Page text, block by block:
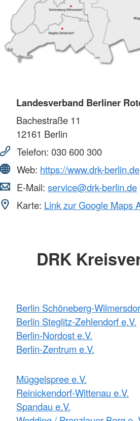
Landesverband Berliner
Bachestraße 11
12161 Berlin
Telefon: 030 600 300
Web: https://www.drk-berlin.de
E-Mail: service@drk-berlin.de
Karte: Link zur Google Maps
DRK
Berlin Schöneberg-
Berlin Steglitz-Zehlendorf e.V.
Berlin-Nordost e.V.
Berlin-Zentrum e.V.
Müggelspree e.V.
Reinickendorf-Wittenau e.V.
Spandau e.V.